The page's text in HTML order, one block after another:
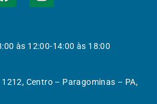
às 12:00-14:00 às 18:00
1212, Centro – Paragominas – PA,